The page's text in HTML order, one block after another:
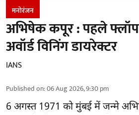
मनोरंजन
अभिषेक कपूर : पहले
अवॉर्ड विनिंग डायरेक्टर
IANS
Published on:06 Aug 2026, 9:30 pm
6 अगस्त 1971 को मुंबई में जन्मे